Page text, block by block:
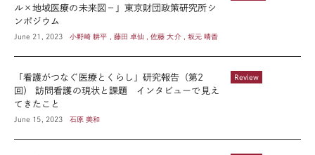
ル×地域医療の未来図－」東京財団政策研究所シ
ンポジウム
June 21, 2023 小野崎 耕平 , 藤田 卓仙 , 佐藤 大介 , 坂元 晴香
Review
「看護がつなぐ医療とくらし」研究報告（第2
回） 訪問看護の現状と課題 インタビューで見え
てきたこと
June 15, 2023 石原 美和